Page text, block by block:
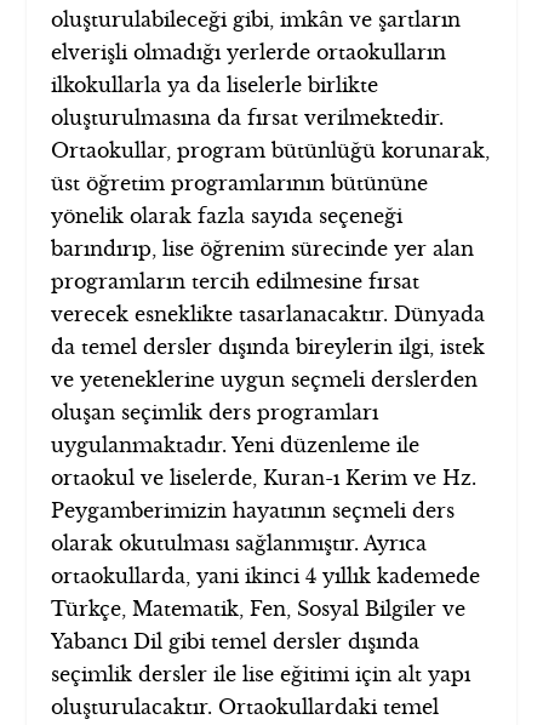
oluşturulabileceği gibi, imkân ve şartların
elverişli olmadığı yerlerde ortaokulların
ilkokullarla ya da liselerle birlikte
oluşturulmasına da fırsat verilmektedir.
Ortaokullar, program bütünlüğü korunarak,
üst öğretim programlarının bütününe
yönelik olarak fazla sayıda seçeneği
barındırıp, lise öğrenim sürecinde yer alan
programların tercih edilmesine fırsat
verecek esneklikte tasarlanacaktır. Dünyada
da temel dersler dışında bireylerin ilgi, istek
ve yeteneklerine uygun seçmeli derslerden
oluşan seçimlik ders programları
uygulanmaktadır. Yeni düzenleme ile
ortaokul ve liselerde, Kuran-ı Kerim ve Hz.
Peygamberimizin hayatının seçmeli ders
olarak okutulması sağlanmıştır. Ayrıca
ortaokullarda, yani ikinci 4 yıllık kademede
Türkçe, Matematik, Fen, Sosyal Bilgiler ve
Yabancı Dil gibi temel dersler dışında
seçimlik dersler ile lise eğitimi için alt yapı
oluşturulacaktır. Ortaokullardaki temel